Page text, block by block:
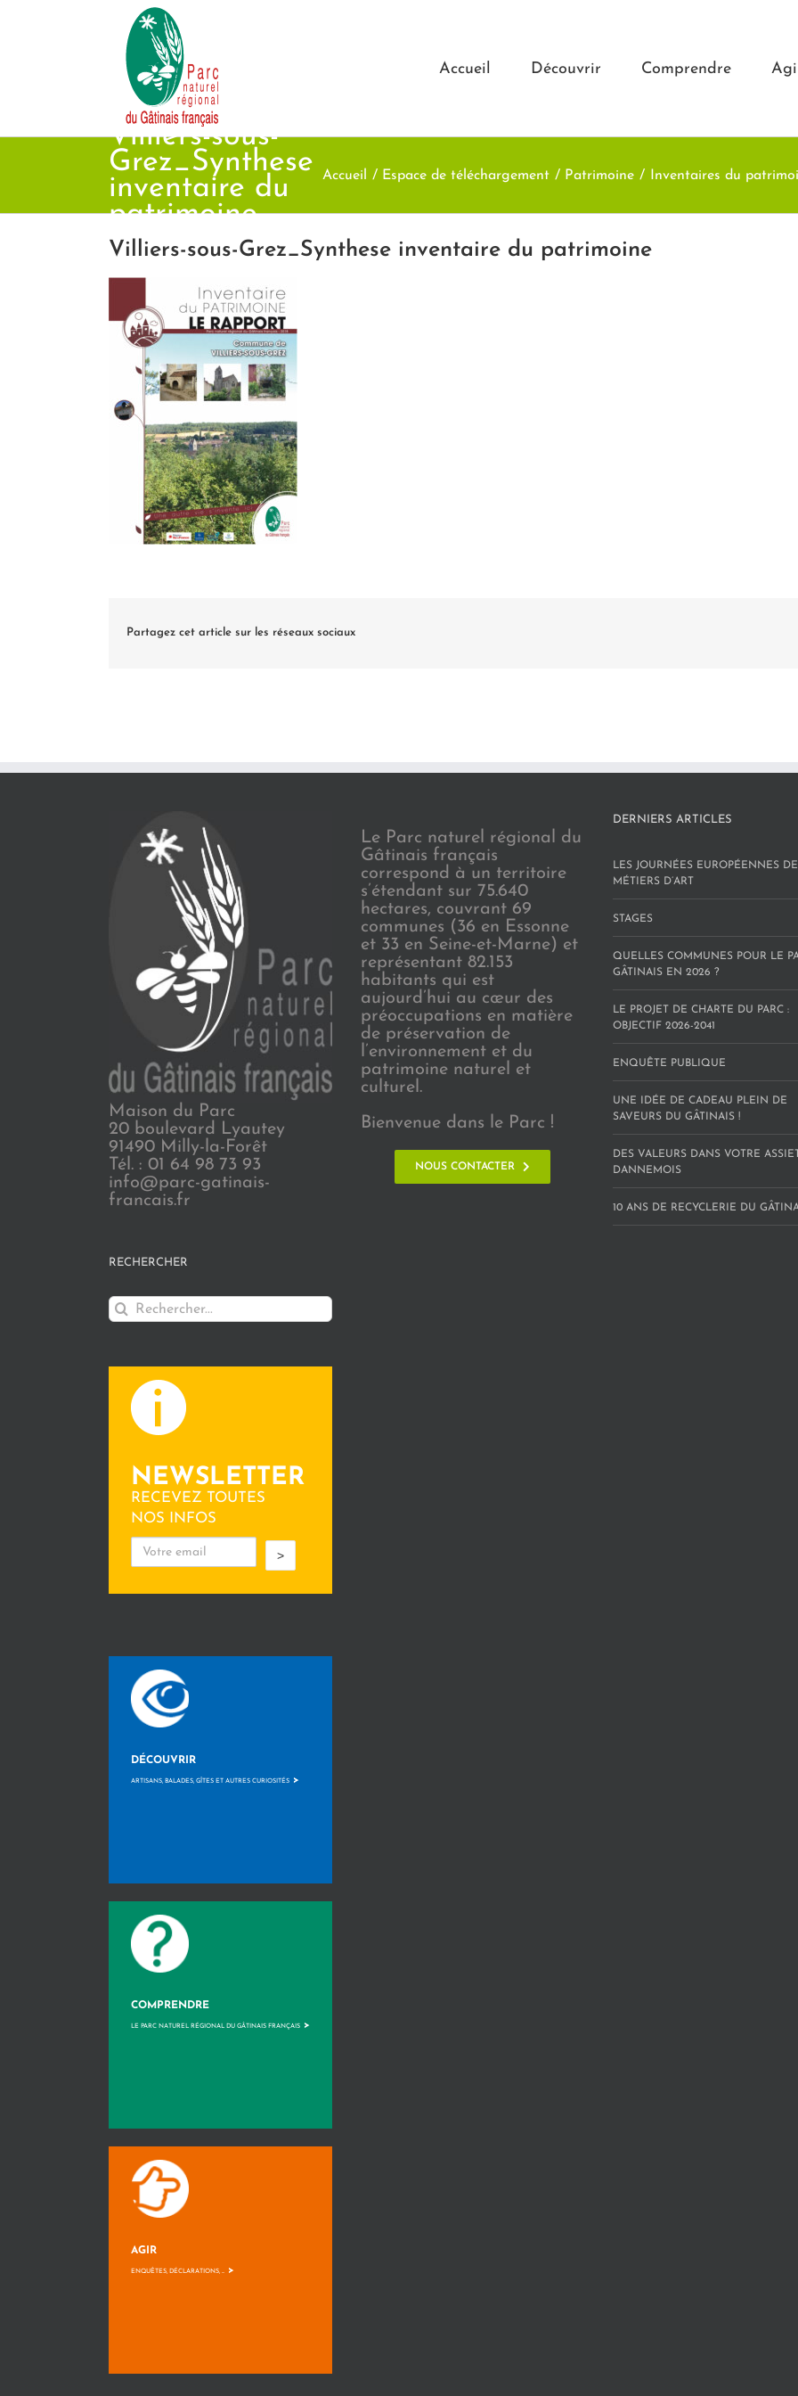
Accueil Découvrir Comprendre
Villiers-sous-
Grez_Synthese
inventaire du
patrimoine
Accueil Espace de téléchargement Patrimoine Inventaires du
Villiers-sous-Grez_Synthese inventaire du patrimoine
Partagez cet article sur les réseaux sociaux
Maison du Parc
20 boulevard Lyautey
91490 Milly-la-Forêt
Tél. : 01 64 98 73 93
info@parc-gatinais-
francais.fr
RECHERCHER
Rechercher:
NEWSLETTER
RECEVEZ TOUTES
NOS INFOS
>
DÉCOUVRIR
ARTISANS, BALADES, GÎTES ET AUTRES CURIOSITÉS >
COMPRENDRE
LE PARC NATUREL RÉGIONAL DU GÂTINAIS FRANÇAIS >
AGIR
ENQUÊTES, DÉCLARATIONS, ... >
Le Parc naturel régional du
Gâtinais français
correspond à un territoire
s’étendant sur 75.640
hectares, couvrant 69
communes (36 en Essonne
et 33 en Seine-et-Marne) et
représentant 82.153
habitants qui est
aujourd’hui au cœur des
préoccupations en matière
de préservation de
l’environnement et du
patrimoine naturel et
culturel.
Bienvenue dans le Parc !
NOUS CONTACTER
DERNIERS ARTICLES
LES JOURNÉES EUROPÉENNES
MÉTIERS D’ART
STAGES
QUELLES COMMUNES POUR LE
GÂTINAIS EN 2026 ?
LE PROJET DE CHARTE DU PARC :
OBJECTIF 2026-2041
ENQUÊTE PUBLIQUE
UNE IDÉE DE CADEAU PLEIN DE
SAVEURS DU GÂTINAIS !
DES VALEURS DANS VOTRE
DANNEMOIS
10 ANS DE RECYCLERIE DU